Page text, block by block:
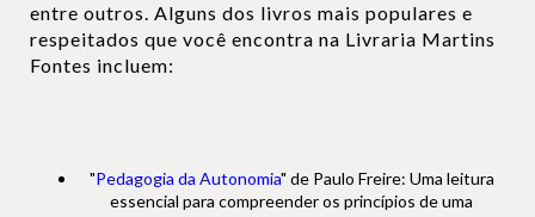
entre outros. Alguns dos livros mais populares e
respeitados que você encontra na Livraria Martins
Fontes incluem:
"Pedagogia da Autonomia" de Paulo Freire: Uma leitura
essencial para compreender os princípios de uma